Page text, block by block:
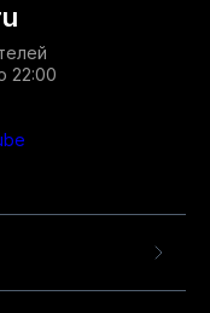
22:00